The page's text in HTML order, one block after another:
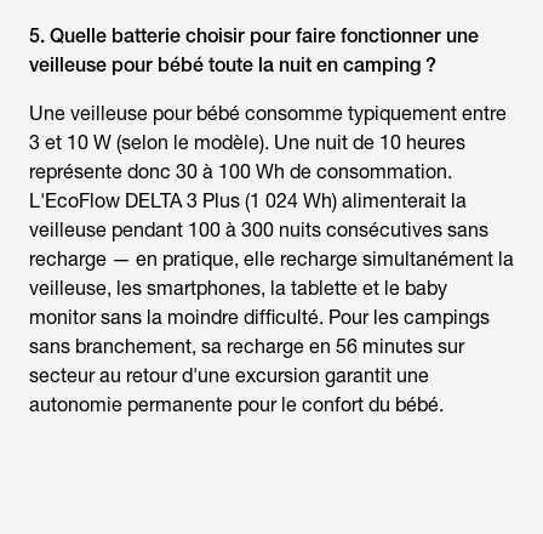
5. Quelle batterie choisir pour faire fonctionner une
veilleuse pour bébé toute la nuit en camping ?
Une veilleuse pour bébé consomme typiquement entre
3 et 10 W (selon le modèle). Une nuit de 10 heures
représente donc 30 à 100 Wh de consommation.
L'EcoFlow DELTA 3 Plus (1 024 Wh) alimenterait la
veilleuse pendant 100 à 300 nuits consécutives sans
recharge — en pratique, elle recharge simultanément la
veilleuse, les smartphones, la tablette et le baby
monitor sans la moindre difficulté. Pour les campings
sans branchement, sa recharge en 56 minutes sur
secteur au retour d'une excursion garantit une
autonomie permanente pour le confort du bébé.